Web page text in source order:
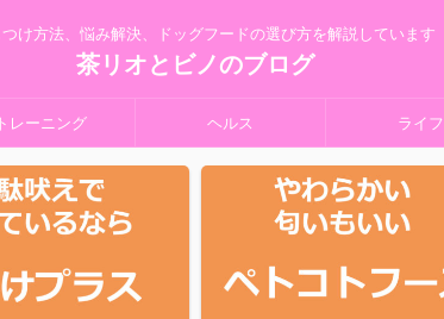
け方法、悩み解決、ドッグフードの選び方を解説しています
茶リオとビノのブログ
トレーニング ヘルス ライフ